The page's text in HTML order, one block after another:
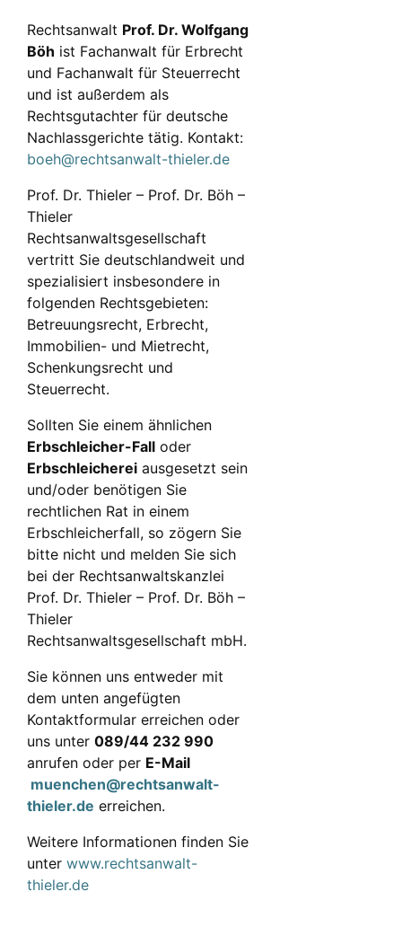
Rechtsanwalt Prof. Dr. Wolfgang
Böh ist Fachanwalt für Erbrecht
und Fachanwalt für Steuerrecht
und ist außerdem als
Rechtsgutachter für deutsche
Nachlassgerichte tätig. Kontakt:
boeh@rechtsanwalt-thieler.de
Prof. Dr. Thieler – Prof. Dr. Böh –
Thieler
Rechtsanwaltsgesellschaft
vertritt Sie deutschlandweit und
spezialisiert insbesondere in
folgenden Rechtsgebieten:
Betreuungsrecht, Erbrecht,
Immobilien- und Mietrecht,
Schenkungsrecht und
Steuerrecht.
Sollten Sie einem ähnlichen
Erbschleicher-Fall oder
Erbschleicherei ausgesetzt sein
und/oder benötigen Sie
rechtlichen Rat in einem
Erbschleicherfall, so zögern Sie
bitte nicht und melden Sie sich
bei der Rechtsanwaltskanzlei
Prof. Dr. Thieler – Prof. Dr. Böh –
Thieler
Rechtsanwaltsgesellschaft mbH.
Sie können uns entweder mit
dem unten angefügten
Kontaktformular erreichen oder
uns unter 089/44 232 990
anrufen oder per E-Mail
muenchen@rechtsanwalt-
thieler.de erreichen.
Weitere Informationen finden Sie
unter www.rechtsanwalt-
thieler.de